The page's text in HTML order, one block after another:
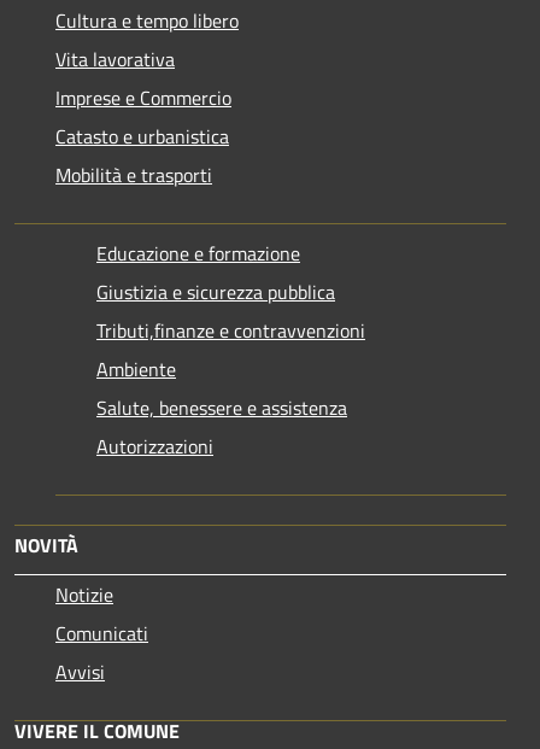
Cultura e tempo libero
Vita lavorativa
Imprese e Commercio
Catasto e urbanistica
Mobilità e trasporti
Educazione e formazione
Giustizia e sicurezza pubblica
Tributi,finanze e contravvenzioni
Ambiente
Salute, benessere e assistenza
Autorizzazioni
NOVITÀ
Notizie
Comunicati
Avvisi
VIVERE IL COMUNE